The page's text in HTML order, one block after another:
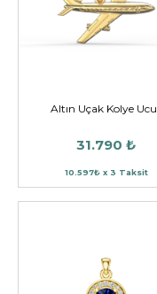
Altın Uçak Kolye Ucu
31.790 ₺
10.597₺ x 3 Taksit